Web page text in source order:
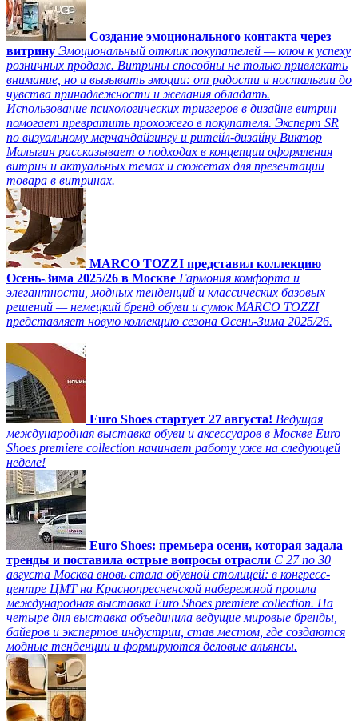
Создание эмоционального контакта через
витрину Эмоциональный отклик покупателей — ключ к успеху
розничных продаж. Витрины способны не только привлекать
внимание, но и вызывать эмоции: от радости и ностальгии до
чувства принадлежности и желания обладать.
Использование психологических триггеров в дизайне витрин
помогает превратить прохожего в покупателя. Эксперт SR
по визуальному мерчандайзингу и ритейл-дизайну Виктор
Малыгин рассказывает о подходах в концепции оформления
витрин и актуальных темах и сюжетах для презентации
товара в витринах.
MARCO TOZZI представил коллекцию
Осень-Зима 2025/26 в Москве Гармония комфорта и
элегантности, модных тенденций и классических базовых
решений — немецкий бренд обуви и сумок MARCO TOZZI
представляет новую коллекцию сезона Осень-Зима 2025/26.
Euro Shoes стартует 27 августа! Ведущая
международная выставка обуви и аксессуаров в Москве Euro
Shoes premiere collection начинает работу уже на следующей
неделе!
Euro Shoes: премьера осени, которая задала
тренды и поставила острые вопросы отрасли С 27 по 30
августа Москва вновь стала обувной столицей: в конгресс-
центре ЦМТ на Краснопресненской набережной прошла
международная выставка Euro Shoes premiere collection. На
четыре дня выставка объединила ведущие мировые бренды,
байеров и экспертов индустрии, став местом, где создаются
модные тенденции и формируются деловые альянсы.